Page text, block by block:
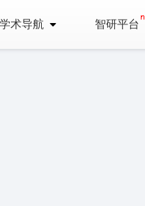
学术导航 智研平台